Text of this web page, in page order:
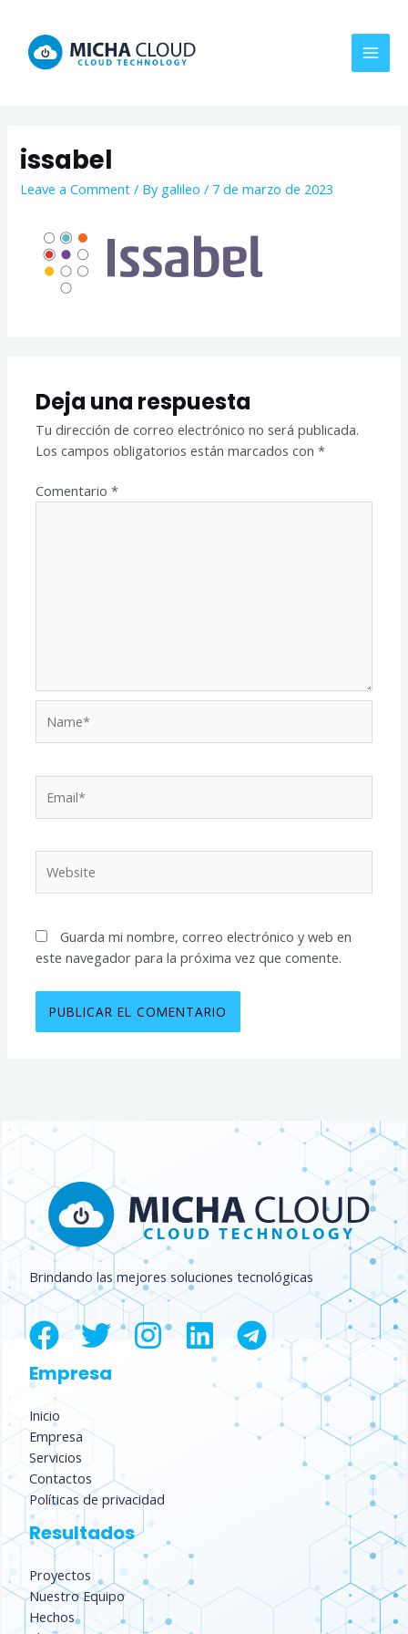
content
issabel
Leave a Comment / By galileo/ 7 de marzo de 2023
Deja una respuesta
Tu dirección de correo electrónico no será publicada.
Los campos obligatorios están marcados con*
Comentario*
Guarda mi nombre, correo electrónico y web en
este navegador para la próxima vez que comente.
Brindando las mejores soluciones tecnológicas
Empresa
Inicio
Empresa
Servicios
Contactos
Políticas de privacidad
Resultados
Proyectos
Nuestro Equipo
Hechos